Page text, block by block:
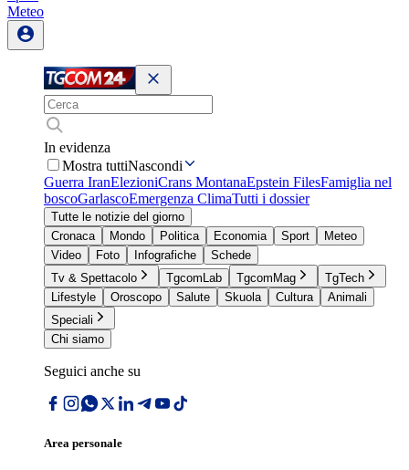
Meteo
In evidenza
Mostra tuttiNascondi
Guerra IranElezioniCrans MontanaEpstein FilesFamiglia nel
boscoGarlascoEmergenza ClimaTutti i dossier
Tutte le notizie del giorno
Cronaca
Mondo Politica Economia Sport
Meteo
Video
Foto Infografiche
Schede
Tv & Spettacolo
TgcomLab TgcomMag
TgTech
Lifestyle
Oroscopo Salute Skuola Cultura
Animali
Speciali
Chi siamo
Seguici anche su
Area personale